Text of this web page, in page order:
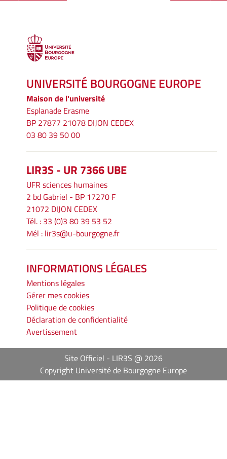
UNIVERSITÉ BOURGOGNE EUROPE
Maison de l'université
Esplanade Erasme
BP 27877 21078 DIJON CEDEX
03 80 39 50 00
LIR3S - UR 7366 UBE
UFR sciences humaines
2 bd Gabriel - BP 17270 F
21072 DIJON CEDEX
Tél. : 33 (0)3 80 39 53 52
Mél : lir3s@u-bourgogne.fr
INFORMATIONS LÉGALES
Mentions légales
Gérer mes cookies
Politique de cookies
Déclaration de confidentialité
Avertissement
Site Officiel - LIR3S @ 2026
Copyright Université de Bourgogne Europe